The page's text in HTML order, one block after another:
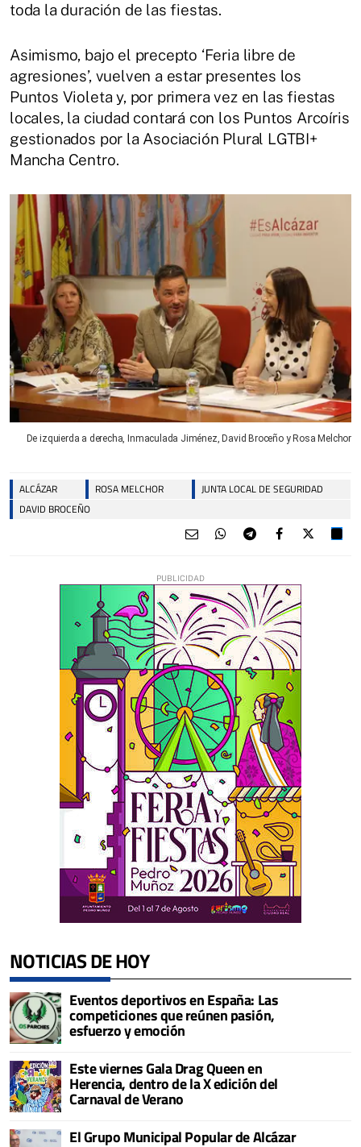
toda la duración de las fiestas.
Asimismo, bajo el precepto ‘Feria libre de
agresiones’, vuelven a estar presentes los
Puntos Violeta y, por primera vez en las fiestas
locales, la ciudad contará con los Puntos Arcoíris
gestionados por la Asociación Plural LGTBI+
Mancha Centro.
De izquierda a derecha, Inmaculada Jiménez, David Broceño y Rosa Melchor
ALCÁZAR ROSA MELCHOR
JUNTA LOCAL DE SEGURIDAD
DAVID BROCEÑO
NOTICIAS DE HOY
Eventos deportivos en España: Las
competiciones que reúnen pasión,
esfuerzo y emoción
Este viernes Gala Drag Queen en
Herencia, dentro de la X edición del
Carnaval de Verano
El Grupo Municipal Popular de Alcázar